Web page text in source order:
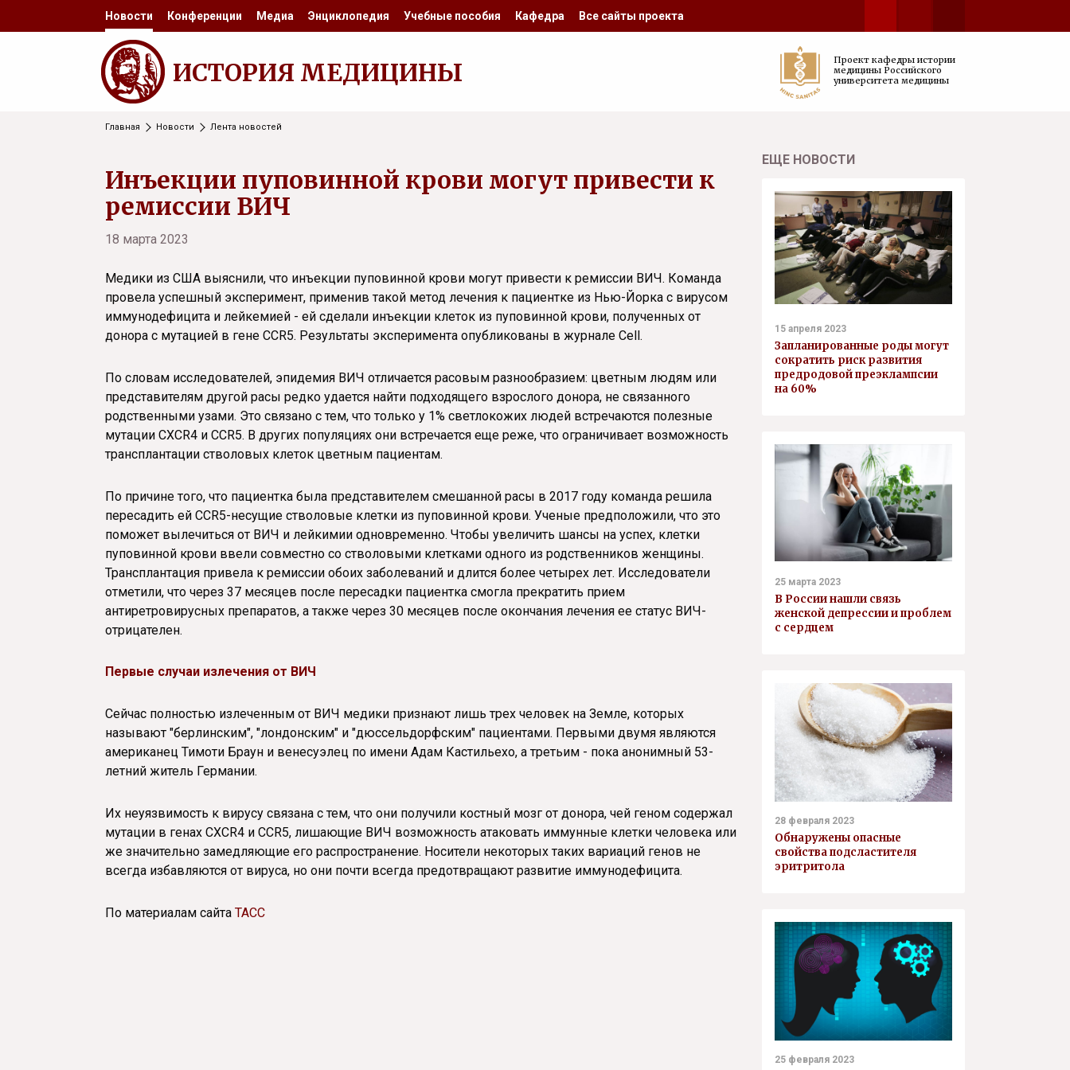
Новости Конференции Медиа Энциклопедия Учебные пособия Кафедра Все сайты проекта
ИСТОРИЯ МЕДИЦИНЫ
Проект кафедры истории
медицины Российского
университета медицины
Главная Новости Лента новостей
Инъекции пуповинной крови могут привести к
ремиссии ВИЧ
18 марта 2023
Медики из США выяснили, что инъекции пуповинной крови могут привести к ремиссии ВИЧ. Команда
провела успешный эксперимент, применив такой метод лечения к пациентке из Нью-Йорка с вирусом
иммунодефицита и лейкемией - ей сделали инъекции клеток из пуповинной крови, полученных от
донора с мутацией в гене CCR5. Результаты эксперимента опубликованы в журнале Cell.
По словам исследователей, эпидемия ВИЧ отличается расовым разнообразием: цветным людям или
представителям другой расы редко удается найти подходящего взрослого донора, не связанного
родственными узами. Это связано с тем, что только у 1% светлокожих людей встречаются полезные
мутации CXCR4 и CCR5. В других популяциях они встречается еще реже, что ограничивает возможность
трансплантации стволовых клеток цветным пациентам.
По причине того, что пациентка была представителем смешанной расы в 2017 году команда решила
пересадить ей CCR5-несущие стволовые клетки из пуповинной крови. Ученые предположили, что это
поможет вылечиться от ВИЧ и лейкимии одновременно. Чтобы увеличить шансы на успех, клетки
пуповинной крови ввели совместно со стволовыми клетками одного из родственников женщины.
Трансплантация привела к ремиссии обоих заболеваний и длится более четырех лет. Исследователи
отметили, что через 37 месяцев после пересадки пациентка смогла прекратить прием
антиретровирусных препаратов, а также через 30 месяцев после окончания лечения ее статус ВИЧ-
отрицателен.
Первые случаи излечения от ВИЧ
Сейчас полностью излеченным от ВИЧ медики признают лишь трех человек на Земле, которых
называют "берлинским", "лондонским" и "дюссельдорфским" пациентами. Первыми двумя являются
американец Тимоти Браун и венесуэлец по имени Адам Кастильехо, а третьим - пока анонимный 53-
летний житель Германии.
Их неуязвимость к вирусу связана с тем, что они получили костный мозг от донора, чей геном содержал
мутации в генах CXCR4 и CCR5, лишающие ВИЧ возможность атаковать иммунные клетки человека или
же значительно замедляющие его распространение. Носители некоторых таких вариаций генов не
всегда избавляются от вируса, но они почти всегда предотвращают развитие иммунодефицита.
По материалам сайта ТАСС
ЕЩЕ НОВОСТИ
15 апреля 2023
Запланированные роды могут
сократить риск развития
предродовой преэклампсии
на 60%
25 марта 2023
В России нашли связь
женской депрессии и проблем
с сердцем
28 февраля 2023
Обнаружены опасные
свойства подсластителя
эритритола
25 февраля 2023